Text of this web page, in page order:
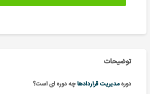
توضیحات
دورهمدیریت قراردادهاچه دوره ای است؟